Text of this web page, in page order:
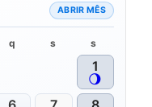
ABRIR MÊS
q s s
1
🌖